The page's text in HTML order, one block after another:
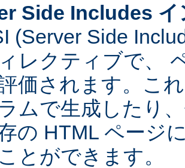
Side Includes イ
(Server Side
レクティブで、
価されます。こ
ムで生成したり
の HTML ページ
とができます。